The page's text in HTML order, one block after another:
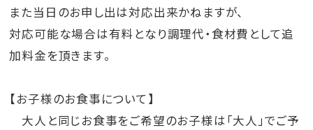
また当日のお申し出は対応出来かねますが、
対応可能な場合は有料となり調理代・食材費として追
加料金を頂きます。
【お子様のお食事について】
大人と同じお食事をご希望のお子様は「大人」でご予